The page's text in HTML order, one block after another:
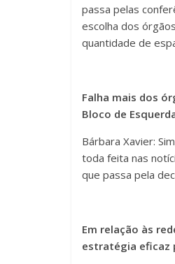
passa pelas
escolha dos
quantidade de
Falha mais dos
Bloco de
Bárbara Xavier:
toda feita nas
que passa pela
Em relação às
estratégia eficaz